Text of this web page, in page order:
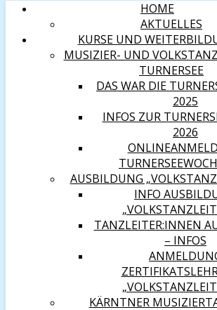
HOME
AKTUELLES
KURSE UND
MUSIZIER- UND
TURNERSEE
DAS WAR DIE
2025
INFOS ZUR
2026
AUSBILDUNG
INFO
TANZLEITER:INNEN
– INFOS
KÄRNTNER